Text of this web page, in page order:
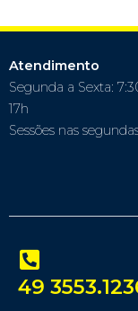
Atendimento
Segunda a Sexta:
17h
Sessões nas
49